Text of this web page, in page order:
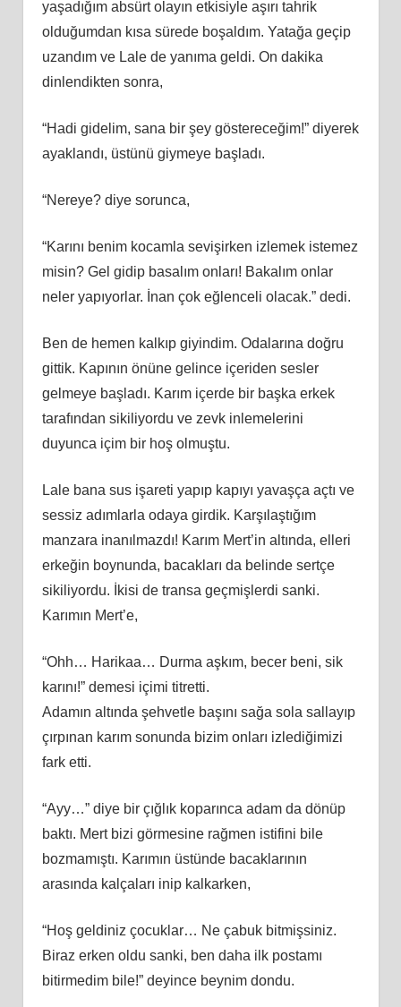
yaşadığım absürt olayın etkisiyle aşırı tahrik
olduğumdan kısa sürede boşaldım. Yatağa geçip
uzandım ve Lale de yanıma geldi. On dakika
dinlendikten sonra,
“Hadi gidelim, sana bir şey göstereceğim!” diyerek
ayaklandı, üstünü giymeye başladı.
“Nereye? diye sorunca,
“Karını benim kocamla sevişirken izlemek istemez
misin? Gel gidip basalım onları! Bakalım onlar
neler yapıyorlar. İnan çok eğlenceli olacak.” dedi.
Ben de hemen kalkıp giyindim. Odalarına doğru
gittik. Kapının önüne gelince içeriden sesler
gelmeye başladı. Karım içerde bir başka erkek
tarafından sikiliyordu ve zevk inlemelerini
duyunca içim bir hoş olmuştu.
Lale bana sus işareti yapıp kapıyı yavaşça açtı ve
sessiz adımlarla odaya girdik. Karşılaştığım
manzara inanılmazdı! Karım Mert’in altında, elleri
erkeğin boynunda, bacakları da belinde sertçe
sikiliyordu. İkisi de transa geçmişlerdi sanki.
Karımın Mert’e,
“Ohh… Harikaa… Durma aşkım, becer beni, sik
karını!” demesi içimi titretti.
Adamın altında şehvetle başını sağa sola sallayıp
çırpınan karım sonunda bizim onları izlediğimizi
fark etti.
“Ayy…” diye bir çığlık koparınca adam da dönüp
baktı. Mert bizi görmesine rağmen istifini bile
bozmamıştı. Karımın üstünde bacaklarının
arasında kalçaları inip kalkarken,
“Hoş geldiniz çocuklar… Ne çabuk bitmişsiniz.
Biraz erken oldu sanki, ben daha ilk postamı
bitirmedim bile!” deyince beynim dondu.